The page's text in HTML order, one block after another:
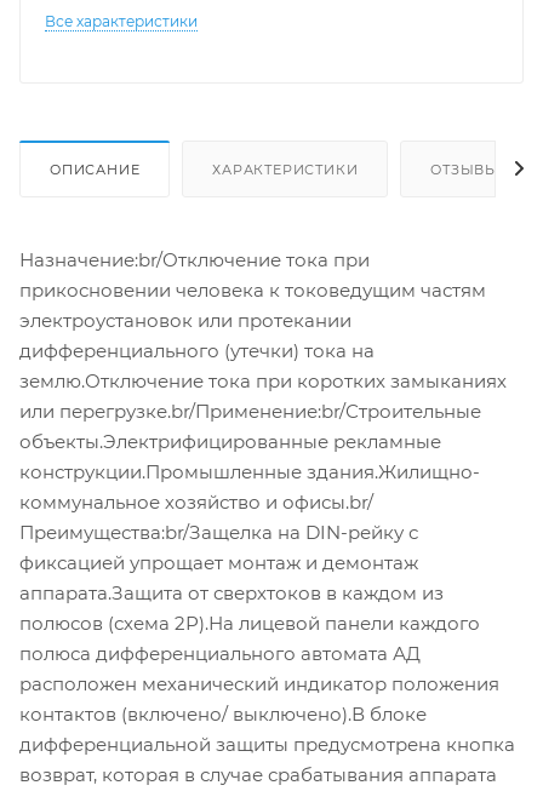
Все характеристики
ОПИСАНИЕ ХАРАКТЕРИСТИКИ ОТЗЫВЫ
Назначение:br/Отключение тока при
прикосновении человека к токоведущим частям
электроустановок или протекании
дифференциального (утечки) тока на
землю.Отключение тока при коротких замыканиях
или перегрузке.br/Применение:br/Строительные
объекты.Электрифицированные рекламные
конструкции.Промышленные здания.Жилищно-
коммунальное хозяйство и офисы.br/
Преимущества:br/Защелка на DIN-рейку с
фиксацией упрощает монтаж и демонтаж
аппарата.Защита от сверхтоков в каждом из
полюсов (схема 2Р).На лицевой панели каждого
полюса дифференциального автомата АД
расположен механический индикатор положения
контактов (включено/ выключено).В блоке
дифференциальной защиты предусмотрена кнопка
возврат, которая в случае срабатывания аппарата